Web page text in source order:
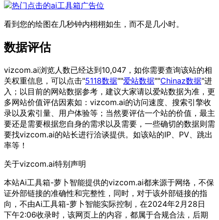
看到您的绘图在几秒钟内栩栩如生，而不是几小时。
数据评估
vizcom.ai浏览人数已经达到10,047，如你需要查询该站的相
关权重信息，可以点击"5118数据""爱站数据""Chinaz数据"进
入；以目前的网站数据参考，建议大家请以爱站数据为准，更
多网站价值评估因素如：vizcom.ai的访问速度、搜索引擎收
录以及索引量、用户体验等；当然要评估一个站的价值，最主
要还是需要根据您自身的需求以及需要，一些确切的数据则需
要找vizcom.ai的站长进行洽谈提供。如该站的IP、PV、跳出
率等！
关于vizcom.ai特别声明
本站Ai工具箱-萝卜智能提供的vizcom.ai都来源于网络，不保
证外部链接的准确性和完整性，同时，对于该外部链接的指
向，不由Ai工具箱-萝卜智能实际控制，在2024年2月28日
下午2:06收录时，该网页上的内容，都属于合规合法，后期